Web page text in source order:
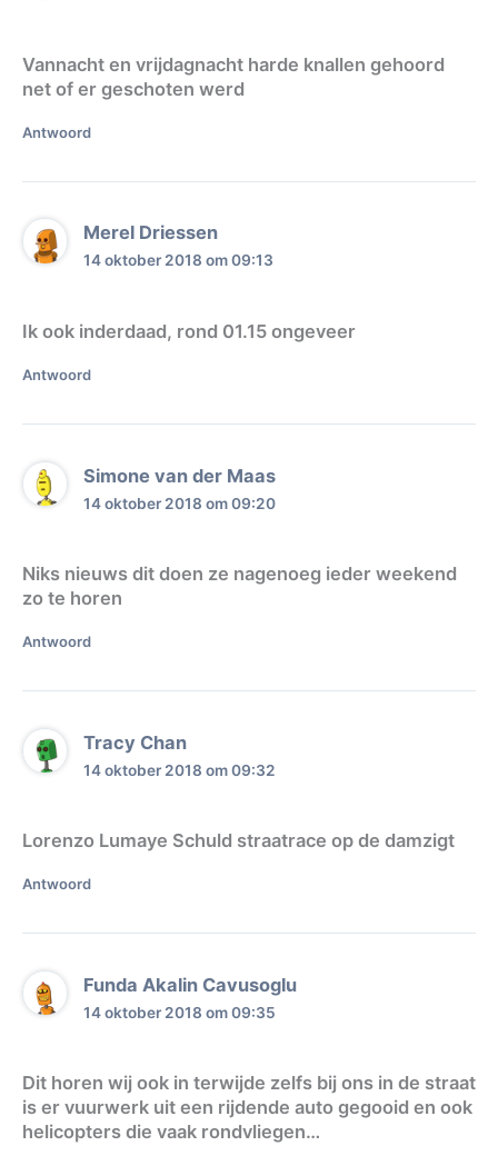
Vannacht en vrijdagnacht harde knallen gehoord
net of er geschoten werd
Antwoord
Merel Driessen
14 oktober 2018 om 09:13
Ik ook inderdaad, rond 01.15 ongeveer
Antwoord
Simone van der Maas
14 oktober 2018 om 09:20
Niks nieuws dit doen ze nagenoeg ieder weekend
zo te horen
Antwoord
Tracy Chan
14 oktober 2018 om 09:32
Lorenzo Lumaye Schuld straatrace op de damzigt
Antwoord
Funda Akalin Cavusoglu
14 oktober 2018 om 09:35
Dit horen wij ook in terwijde zelfs bij ons in de straat
is er vuurwerk uit een rijdende auto gegooid en ook
helicopters die vaak rondvliegen…